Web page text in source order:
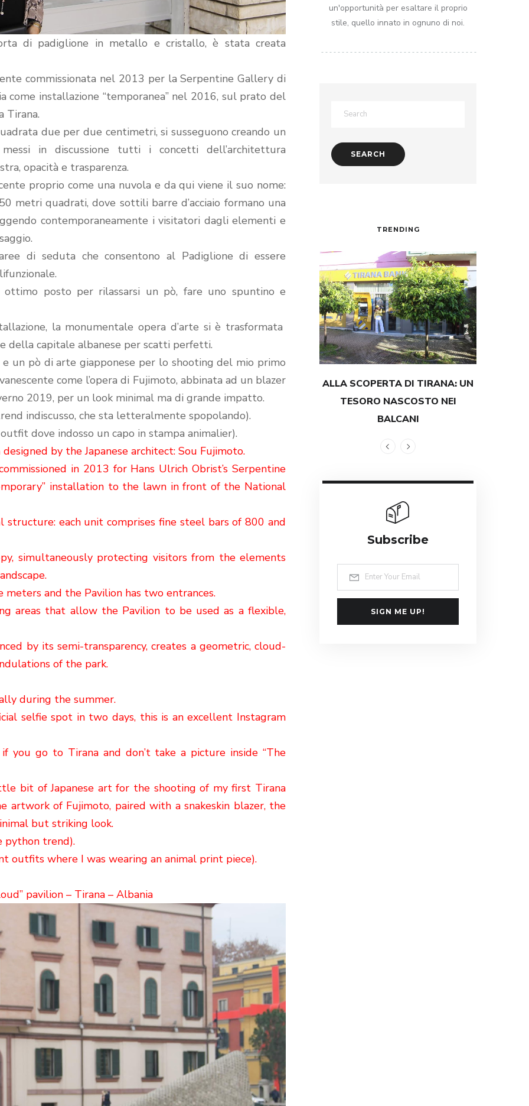
di padiglione in metallo e cristallo, è stata creata
commissionata nel 2013 per la Serpentine Gallery di
installazione “temporanea” nel 2016, sul prato del
Tirana.
due per due centimetri, si susseguono creando un
in discussione tutti i concetti dell’architettura
opacità e trasparenza.
proprio come una nuvola e da qui viene il suo nome:
metri quadrati, dove sottili barre d’acciaio formano una
contemporaneamente i visitatori dagli elementi e
di seduta che consentono al Padiglione di essere
ottimo posto per rilassarsi un pò, fare uno spuntino e
la monumentale opera d’arte si è trasformata
della capitale albanese per scatti perfetti.
un pò di arte giapponese per lo shooting del mio primo
come l’opera di Fujimoto, abbinata ad un blazer
2019, per un look minimal ma di grande impatto.
indiscusso, che sta letteralmente spopolando).
dove indosso un capo in stampa animalier).
by the Japanese architect: Sou Fujimoto.
in 2013 for Hans Ulrich Obrist’s Serpentine
installation to the lawn in front of the National
structure: each unit comprises fine steel bars of 800 and
simultaneously protecting visitors from the elements
and the Pavilion has two entrances.
areas that allow the Pavilion to be used as a flexible,
by its semi-transparency, creates a geometric, cloud-
of the park.
during the summer.
selfie spot in two days, this is an excellent Instagram
you go to Tirana and don’t take a picture inside “The
bit of Japanese art for the shooting of my first Tirana
artwork of Fujimoto, paired with a snakeskin blazer, the
but striking look.
trend).
outfits where I was wearing an animal print piece).
pavilion – Tirana – Albania
un'opportunità per esaltare il proprio
stile, quello innato in ognuno di noi.
TRENDING
ALLA SCOPERTA DI TIRANA: UN
TESORO NASCOSTO NEI
BALCANI
Subscribe
SIGN ME UP!